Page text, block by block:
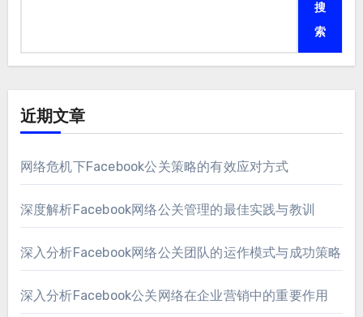
搜
索
近期文章
网络危机下Facebook公关策略的有效应对方式
深度解析Facebook网络公关管理的最佳实践与教训
深入分析Facebook网络公关团队的运作模式与成功策略
深入分析Facebook公关网络在企业营销中的重要作用